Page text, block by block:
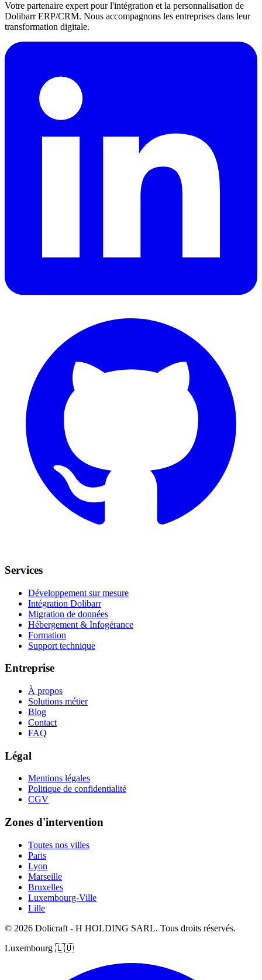
Votre partenaire expert pour l'intégration et la personnalisation de
Dolibarr ERP/CRM. Nous accompagnons les entreprises dans leur
transformation digitale.
Services
Développement sur mesure
Intégration Dolibarr
Migration de données
Hébergement & Infogérance
Formation
Support technique
Entreprise
À propos
Solutions métier
Blog
Contact
FAQ
Légal
Mentions légales
Politique de confidentialité
CGV
Zones d'intervention
Toutes nos villes
Paris
Lyon
Marseille
Bruxelles
Luxembourg-Ville
Lille
© 2026 Dolicraft - H HOLDING SARL. Tous droits réservés.
Luxembourg 🇱🇺